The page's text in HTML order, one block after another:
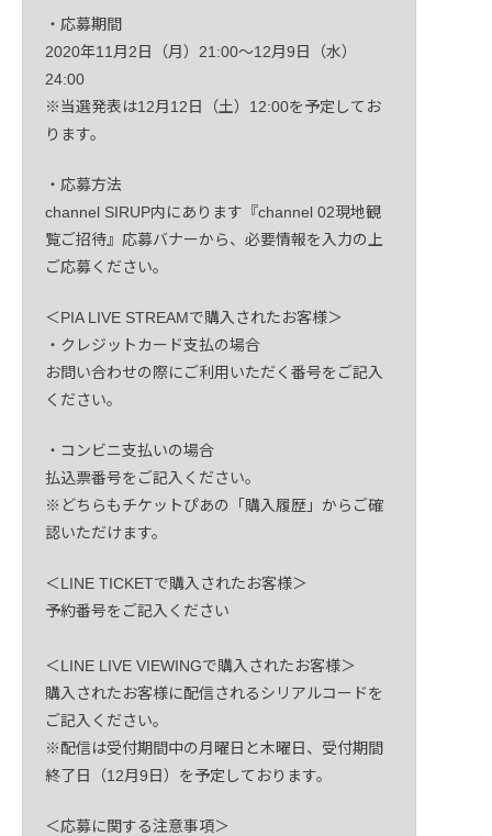
・応募期間
2020年11月2日（月）21:00〜12月9日（水）
24:00
※当選発表は12月12日（土）12:00を予定してお
ります。
・応募方法
channel SIRUP内にあります『channel 02現地観
覧ご招待』応募バナーから、必要情報を入力の上
ご応募ください。
＜PIA LIVE STREAMで購入されたお客様＞
・クレジットカード支払の場合
お問い合わせの際にご利用いただく番号をご記入
ください。
・コンビニ支払いの場合
払込票番号をご記入ください。
※どちらもチケットぴあの「購入履歴」からご確
認いただけます。
＜LINE TICKETで購入されたお客様＞
予約番号をご記入ください
＜LINE LIVE VIEWINGで購入されたお客様＞
購入されたお客様に配信されるシリアルコードを
ご記入ください。
※配信は受付期間中の月曜日と木曜日、受付期間
終了日（12月9日）を予定しております。
＜応募に関する注意事項＞